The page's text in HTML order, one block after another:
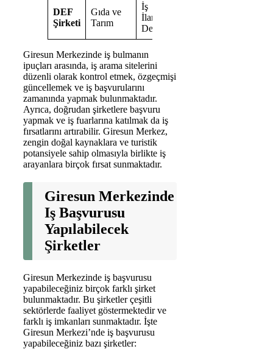
DEF
Şirketi
Gıda ve
Tarım
İş
İlanı
Detayı
Giresun Merkezinde iş bulmanın
ipuçları arasında, iş arama sitelerini
düzenli olarak kontrol etmek, özgeçmişi
güncellemek ve iş başvurularını
zamanında yapmak bulunmaktadır.
Ayrıca, doğrudan şirketlere başvuru
yapmak ve iş fuarlarına katılmak da iş
fırsatlarını artırabilir. Giresun Merkez,
zengin doğal kaynaklara ve turistik
potansiyele sahip olmasıyla birlikte iş
arayanlara birçok fırsat sunmaktadır.
Giresun Merkezinde
Iş Başvurusu
Yapılabilecek
Şirketler
Giresun Merkezinde iş başvurusu
yapabileceğiniz birçok farklı şirket
bulunmaktadır. Bu şirketler çeşitli
sektörlerde faaliyet göstermektedir ve
farklı iş imkanları sunmaktadır. İşte
Giresun Merkezi’nde iş başvurusu
yapabileceğiniz bazı şirketler: